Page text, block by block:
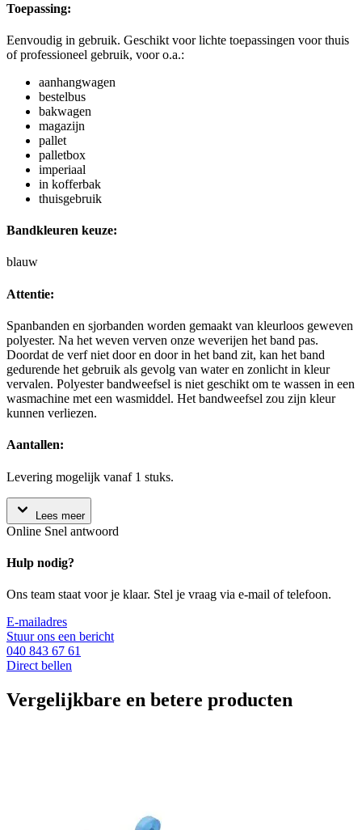
Toepassing:
Eenvoudig in gebruik. Geschikt voor lichte toepassingen voor thuis
of professioneel gebruik, voor o.a.:
aanhangwagen
bestelbus
bakwagen
magazijn
pallet
palletbox
imperiaal
in kofferbak
thuisgebruik
Bandkleuren keuze:
blauw
Attentie:
Spanbanden en sjorbanden worden gemaakt van kleurloos geweven
polyester. Na het weven verven onze weverijen het band pas.
Doordat de verf niet door en door in het band zit, kan het band
gedurende het gebruik als gevolg van water en zonlicht in kleur
vervalen. Polyester bandweefsel is niet geschikt om te wassen in een
wasmachine met een wasmiddel. Het bandweefsel zou zijn kleur
kunnen verliezen.
Aantallen:
Levering mogelijk vanaf 1 stuks.
Lees meer
Online Snel antwoord
Hulp nodig?
Ons team staat voor je klaar. Stel je vraag via e-mail of telefoon.
E-mailadres
Stuur ons een bericht
040 843 67 61
Direct bellen
Vergelijkbare en betere producten